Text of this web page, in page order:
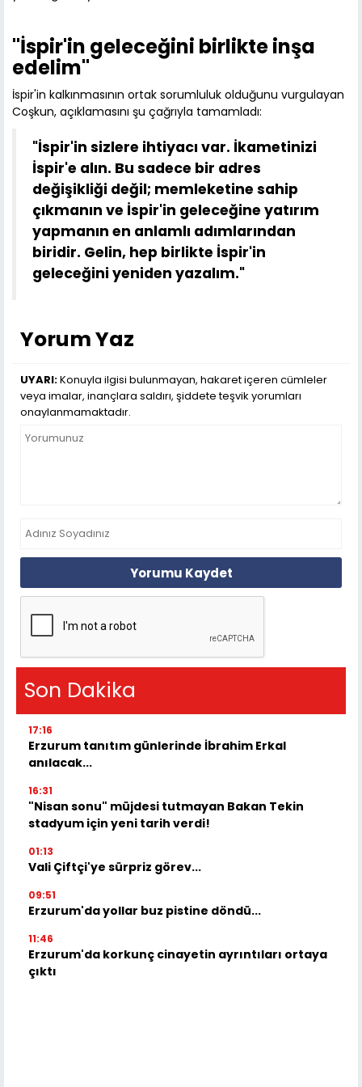
"İspir'in geleceğini birlikte inşa
edelim"
İspir'in kalkınmasının ortak sorumluluk olduğunu vurgulayan
Coşkun, açıklamasını şu çağrıyla tamamladı:
"İspir'in sizlere ihtiyacı var. İkametinizi
İspir'e alın. Bu sadece bir adres
değişikliği değil; memleketine sahip
çıkmanın ve İspir'in geleceğine yatırım
yapmanın en anlamlı adımlarından
biridir. Gelin, hep birlikte İspir'in
geleceğini yeniden yazalım."
Yorum Yaz
UYARI:Konuyla ilgisi bulunmayan, hakaret içeren cümleler
veya imalar, inançlara saldırı, şiddete teşvik yorumları
onaylanmamaktadır.
Yorumu Kaydet
Son Dakika
17:16
Erzurum tanıtım günlerinde İbrahim Erkal
anılacak...
16:31
"Nisan sonu" müjdesi tutmayan Bakan Tekin
stadyum için yeni tarih verdi!
01:13
Vali Çiftçi'ye sürpriz görev...
09:51
Erzurum'da yollar buz pistine döndü...
11:46
Erzurum'da korkunç cinayetin ayrıntıları ortaya
çıktı